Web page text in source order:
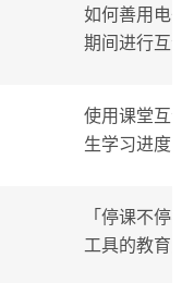
如何善用电
期间进行互
使用课堂互
生学习进度
「停课不停
工具的教育